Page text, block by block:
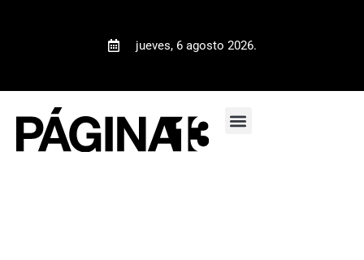
jueves, 6 agosto 2026.